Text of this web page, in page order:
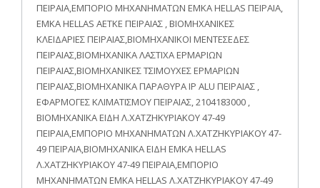
ΠΕΙΡΑΙΑ,ΕΜΠΟΡΙΟ ΜΗΧΑΝΗΜΑΤΩΝ EMKA HELLAS ΠΕΙΡΑΙΑ,
ΕΜΚΑ HELLAS ΑΕΤΚΕ ΠΕΙΡΑΙΑΣ , ΒΙΟΜΗΧΑΝΙΚΕΣ
ΚΛΕΙΔΑΡΙΕΣ ΠΕΙΡΑΙΑΣ,ΒΙΟΜΗΧΑΝΙΚΟΙ ΜΕΝΤΕΣΕΔΕΣ
ΠΕΙΡΑΙΑΣ,ΒΙΟΜΗΧΑΝΙΚΑ ΛΑΣΤΙΧΑ ΕΡΜΑΡΙΩΝ
ΠΕΙΡΑΙΑΣ,ΒΙΟΜΗΧΑΝΙΚΕΣ ΤΣΙΜΟΥΧΕΣ ΕΡΜΑΡΙΩΝ
ΠΕΙΡΑΙΑΣ,ΒΙΟΜΗΧΑΝΙΚΑ ΠΑΡΑΘΥΡΑ IP ALU ΠΕΙΡΑΙΑΣ ,
ΕΦΑΡΜΟΓΕΣ ΚΛΙΜΑΤΙΣΜΟΥ ΠΕΙΡΑΙΑΣ, 2104183000 ,
ΒΙΟΜΗΧΑΝΙΚΑ ΕΙΔΗ Λ.ΧΑΤΖΗΚΥΡΙΑΚΟΥ 47-49
ΠΕΙΡΑΙΑ,ΕΜΠΟΡΙΟ ΜΗΧΑΝΗΜΑΤΩΝ Λ.ΧΑΤΖΗΚΥΡΙΑΚΟΥ 47-
49 ΠΕΙΡΑΙΑ,ΒΙΟΜΗΧΑΝΙΚΑ ΕΙΔΗ EMKA HELLAS
Λ.ΧΑΤΖΗΚΥΡΙΑΚΟΥ 47-49 ΠΕΙΡΑΙΑ,ΕΜΠΟΡΙΟ
ΜΗΧΑΝΗΜΑΤΩΝ EMKA HELLAS Λ.ΧΑΤΖΗΚΥΡΙΑΚΟΥ 47-49